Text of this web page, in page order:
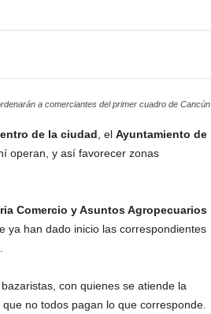
a comerciantes del primer cuadro de Cancún
de la ciudad , el Ayuntamiento de
operan, y así favorecer zonas
Comercio y Asuntos Agropecuarios
ya han dado inicio las correspondientes
con quienes se atiende la
no todos pagan lo que corresponde.